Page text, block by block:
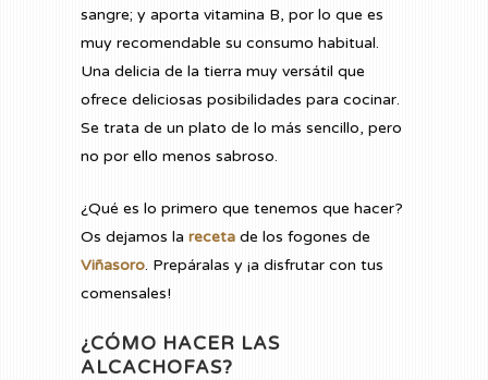
sangre; y aporta vitamina B, por lo que es
muy recomendable su consumo habitual.
Una delicia de la tierra muy versátil que
ofrece deliciosas posibilidades para cocinar.
Se trata de un plato de lo más sencillo, pero
no por ello menos sabroso.
¿Qué es lo primero que tenemos que hacer?
Os dejamos la receta de los fogones de
Viñasoro. Prepáralas y ¡a disfrutar con tus
comensales!
¿CÓMO HACER LAS
ALCACHOFAS?